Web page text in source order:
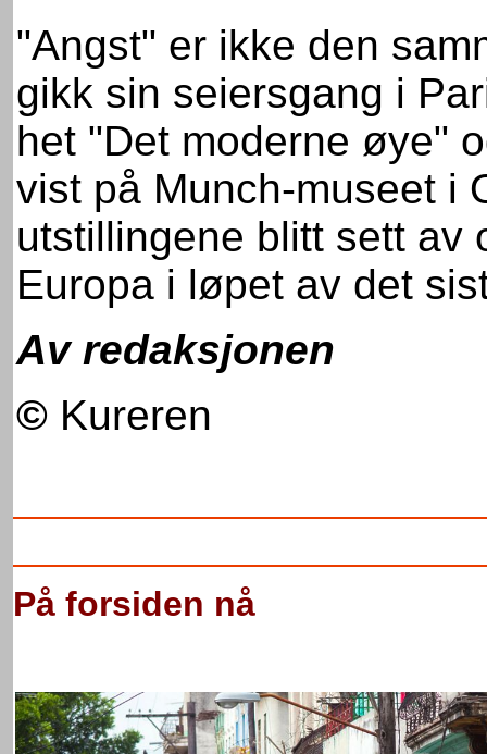
"Angst" er ikke den
gikk sin seiersgang i
het "Det moderne øye"
vist på Munch-museet i
utstillingene blitt sett av
Europa i løpet av det
Av redaksjonen
© Kureren
På forsiden nå